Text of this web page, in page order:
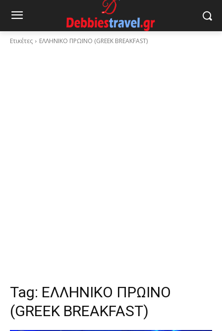
Ετικέτες ΕΛΛΗΝΙΚΟ ΠΡΩΙΝΟ (GREEK BREAKFAST)
Tag: ΕΛΛΗΝΙΚΟ ΠΡΩΙΝΟ
(GREEK BREAKFAST)